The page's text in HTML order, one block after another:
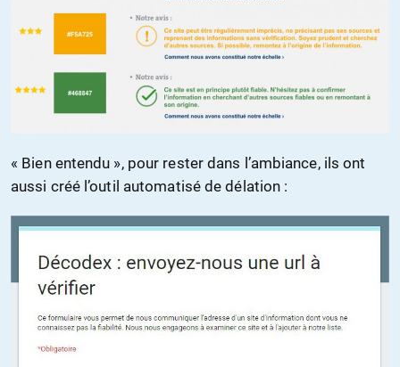
« Bien entendu », pour rester dans l’ambiance, ils ont
aussi créé l’outil automatisé de délation :